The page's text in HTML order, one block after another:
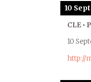
10
CLE •
10
http://